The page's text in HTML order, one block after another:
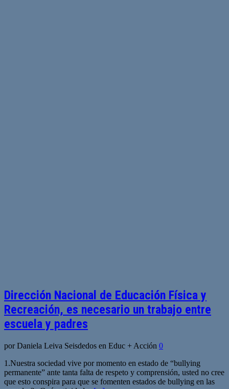
Dirección Nacional de Educación Física y
Recreación, es necesario un trabajo entre
escuela y padres
por Daniela Leiva Seisdedos en Educ + Acción 0
1.Nuestra sociedad vive por momento en estado de “bullying
permanente” ante tanta falta de respeto y comprensión, usted no cree
que esto conspira para que se fomenten estados de bullying en las